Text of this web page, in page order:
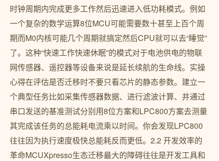
时钟周期内完成更多工作然后迅速进入低功耗模式。例如
一个复杂的数学运算8位MCU可能需要数十甚至上百个周
期而M0内核可能几个周期就搞定然后CPU就可以去“睡觉”
了。这种“快速工作快速休眠”的模式对于电池供电的物联
网传感器、遥控器等设备来说是延长续航的生命线。实操
心得在评估是否迁移时不要只看芯片的静态参数。建立一
个典型任务比如采集传感器数据、进行滤波计算、并通过
串口发送的基准测试分别用8位方案和LPC800方案去测量
其完成该任务的总能耗电流乘以时间。你会发现LPC800
往往因为执行速度极快总能耗反而更低。2.2 开发效率的
革命MCUXpresso生态迁移最大的障碍往往是开发工具和